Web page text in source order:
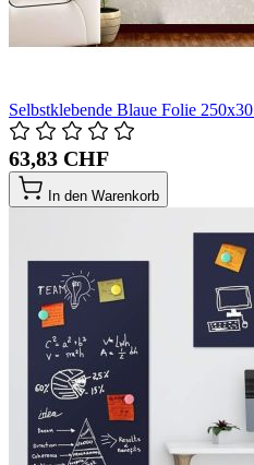
Selbstklebende Blaue Folie
63,83 CHF
In den Warenkorb